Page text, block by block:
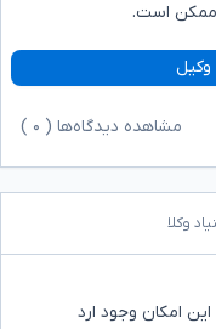
ممکن است.
وکیل
مشاهده دیدگاه‌ها ( ۰
وکلا
امکان وجود ارد